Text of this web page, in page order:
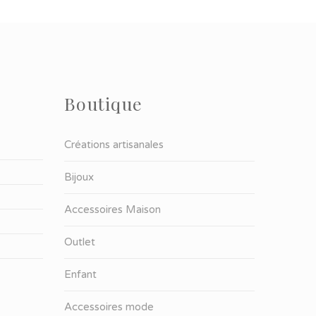
Boutique
Créations artisanales
Bijoux
Accessoires Maison
Outlet
Enfant
Accessoires mode